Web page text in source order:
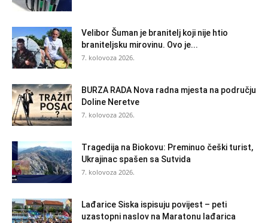
Velibor Šuman je branitelj koji nije htio
braniteljsku mirovinu. Ovo je...
7. kolovoza 2026.
BURZA RADA Nova radna mjesta na području
Doline Neretve
7. kolovoza 2026.
Tragedija na Biokovu: Preminuo češki turist,
Ukrajinac spašen sa Sutvida
7. kolovoza 2026.
Lađarice Siska ispisuju povijest – peti
uzastopni naslov na Maratonu lađarica